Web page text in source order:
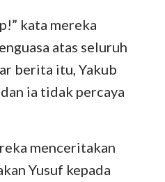
kata mereka
atas seluruh
berita itu, Yakub
ia tidak percaya
menceritakan
Yusuf kepada